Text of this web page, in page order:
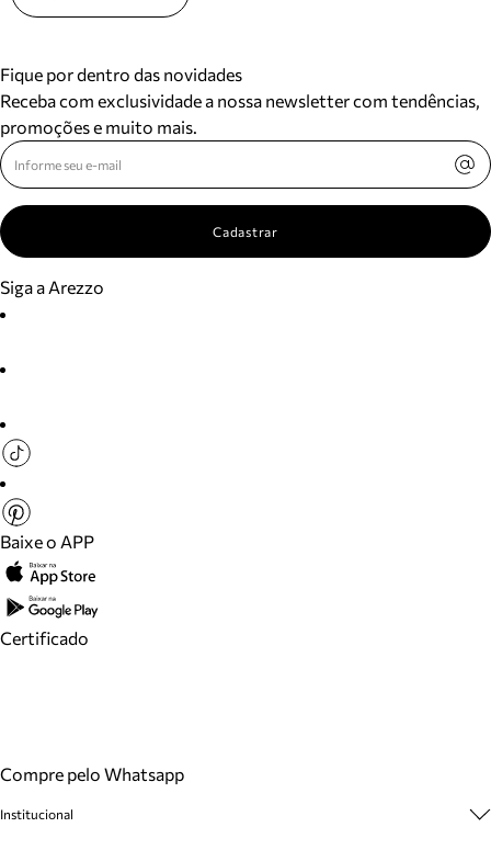
Fique por dentro das novidades
Receba com exclusividade a nossa newsletter com tendências,
promoções e muito mais.
Cadastrar
Siga a Arezzo
Baixe o APP
Certificado
Compre pelo Whatsapp
Institucional